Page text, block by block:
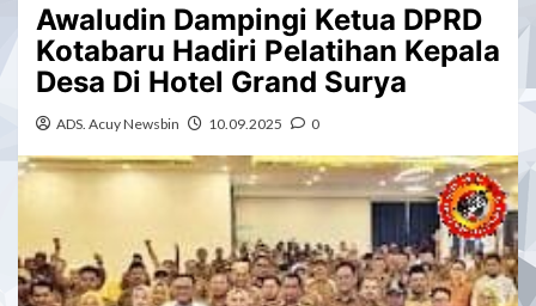
Awaludin Dampingi Ketua DPRD
Kotabaru Hadiri Pelatihan Kepala
Desa Di Hotel Grand Surya
ADS. Acuy Newsbin 10.09.2025 0